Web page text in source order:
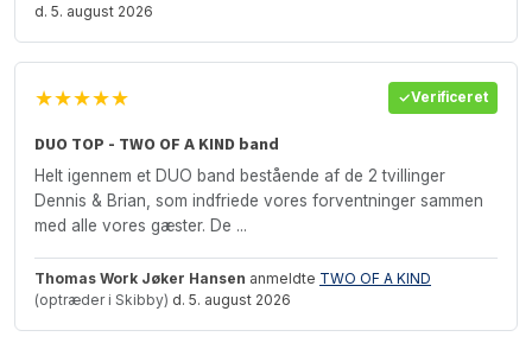
d. 5. august 2026
★★★★★ Verificeret
DUO TOP - TWO OF A KIND band
Helt igennem et DUO band bestående af de 2 tvillinger
Dennis & Brian, som indfriede vores forventninger sammen
med alle vores gæster. De ...
Thomas Work Jøker Hansen anmeldte TWO OF A KIND
(optræder i Skibby) d. 5. august 2026